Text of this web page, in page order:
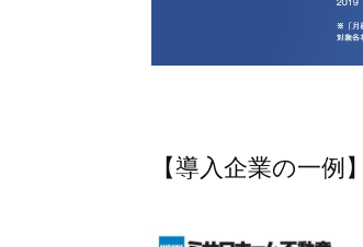
【導入企業の一例】